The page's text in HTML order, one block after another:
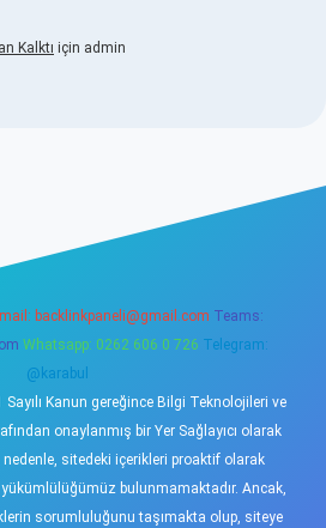
Kalktı için admin
backlinkpaneli@gmail.com Teams:
Whatsapp: 0262 606 0 726 Telegram:
@karabul
Kanun gereğince Bilgi Teknolojileri ve
onaylanmış bir Yer Sağlayıcı olarak
sitedeki içerikleri proaktif olarak
bulunmamaktadır. Ancak,
sorumluluğunu taşımakta olup, siteye